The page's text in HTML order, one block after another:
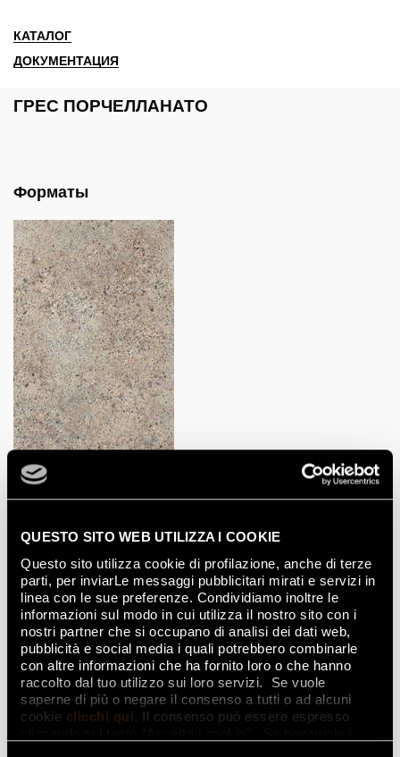
QUESTO SITO WEB UTILIZZA I COOKIE
Questo sito utilizza cookie di profilazione, anche di terze
parti, per inviarLe messaggi pubblicitari mirati e servizi in
linea con le sue preferenze. Condividiamo inoltre le
informazioni sul modo in cui utilizza il nostro sito con i
nostri partner che si occupano di analisi dei dati web,
pubblicità e social media i quali potrebbero combinarle
con altre informazioni che ha fornito loro o che hanno
raccolto dal tuo utilizzo sui loro servizi. Se vuole
saperne di più o negare il consenso a tutti o ad alcuni
cookie clicchi qui. Il consenso può essere espresso
КАТАЛОГ
ДОКУМЕНТАЦИЯ
ГРЕС ПОРЧЕЛЛАНАТО
Форматы
ТОРТОРА БРИЛЛАНТЕ
120x278